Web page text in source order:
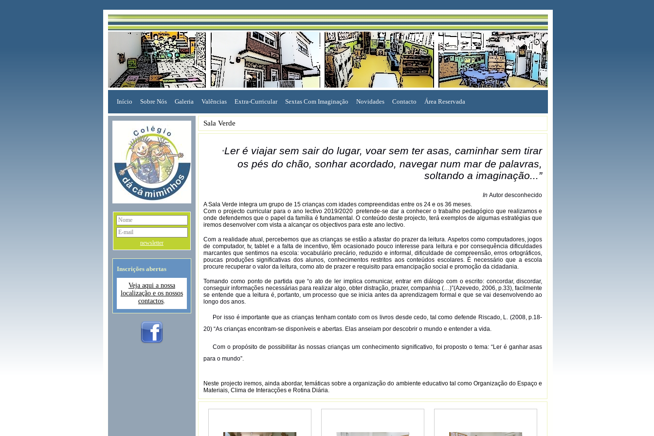
Início Sobre Nós Galeria Valências Extra-Curricular Sextas Com Imaginação Novidades Contacto Área Reservada
newsletter
Inscrições abertas
Veja aqui a nossa
localização e os nossos
contactos.
Sala Verde
“Ler é viajar sem sair do lugar, voar sem ter asas, caminhar sem tirar
os pés do chão, sonhar acordado, navegar num mar de palavras,
soltando a imaginação...”
InAutor desconhecido
A Sala Verde integra um grupo de 15 crianças com idades compreendidas entre os 24 e os 36 meses.
Com o projecto curricular para o ano lectivo 2019/2020 pretende-se dar a conhecer o trabalho pedagógico que realizamos e
onde defendemos que o papel da família é fundamental. O conteúdo deste projecto, terá exemplos de algumas estratégias que
iremos desenvolver com vista a alcançar os objectivos para este ano lectivo.
Com a realidade atual, percebemos que as crianças se estão a afastar do prazer da leitura. Aspetos como computadores, jogos
de computador, tv, tablet e a falta de incentivo, têm ocasionado pouco interesse para leitura e por consequência dificuldades
marcantes que sentimos na escola: vocabulário precário, reduzido e informal, dificuldade de compreensão, erros ortográficos,
poucas produções significativas dos alunos, conhecimentos restritos aos conteúdos escolares. É necessário que a escola
procure recuperar o valor da leitura, como ato de prazer e requisito para emancipação social e promoção da cidadania.
Tomando como ponto de partida que “o ato de ler implica comunicar, entrar em diálogo com o escrito: concordar, discordar,
conseguir informações necessárias para realizar algo, obter distração, prazer, companhia (…)”(Azevedo, 2006, p.33), facilmente
se entende que a leitura é, portanto, um processo que se inicia antes da aprendizagem formal e que se vai desenvolvendo ao
longo dos anos.
Por isso é importante que as crianças tenham contato com os livros desde cedo, tal como defende Riscado, L. (2008, p.18-
20) “As crianças encontram-se disponíveis e abertas. Elas anseiam por descobrir o mundo e entender a vida.
Com o propósito de possibilitar às nossas crianças um conhecimento significativo, foi proposto o tema: “Ler é ganhar asas
para o mundo”.
Neste projecto iremos, ainda abordar, temáticas sobre a organização do ambiente educativo tal como Organização do Espaço e
Materiais, Clima de Interacções e Rotina Diária.